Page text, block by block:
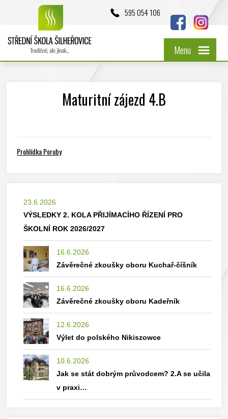
595 054 106
Menu
Maturitní zájezd 4.B
Prohlídka Poruby
23.6.2026
VÝSLEDKY 2. KOLA PŘIJÍMACÍHO ŘÍZENÍ PRO
ŠKOLNÍ ROK 2026/2027
16.6.2026
Závěrečné zkoušky oboru Kuchař-číšník
16.6.2026
Závěrečné zkoušky oboru Kadeřník
12.6.2026
Výlet do polského Nikiszowce
10.6.2026
Jak se stát dobrým průvodcem? 2.A se učila
v praxi…